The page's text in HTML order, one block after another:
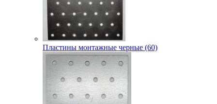
Пластины монтажные черные (60)